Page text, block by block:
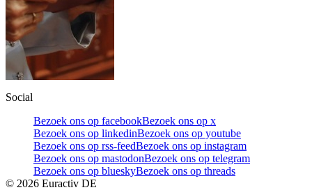
Social
Bezoek ons op facebookBezoek ons op x
Bezoek ons op linkedinBezoek ons op youtube
Bezoek ons op rss-feedBezoek ons op instagram
Bezoek ons op mastodonBezoek ons op telegram
Bezoek ons op blueskyBezoek ons op threads
© 2026 Euractiv DE